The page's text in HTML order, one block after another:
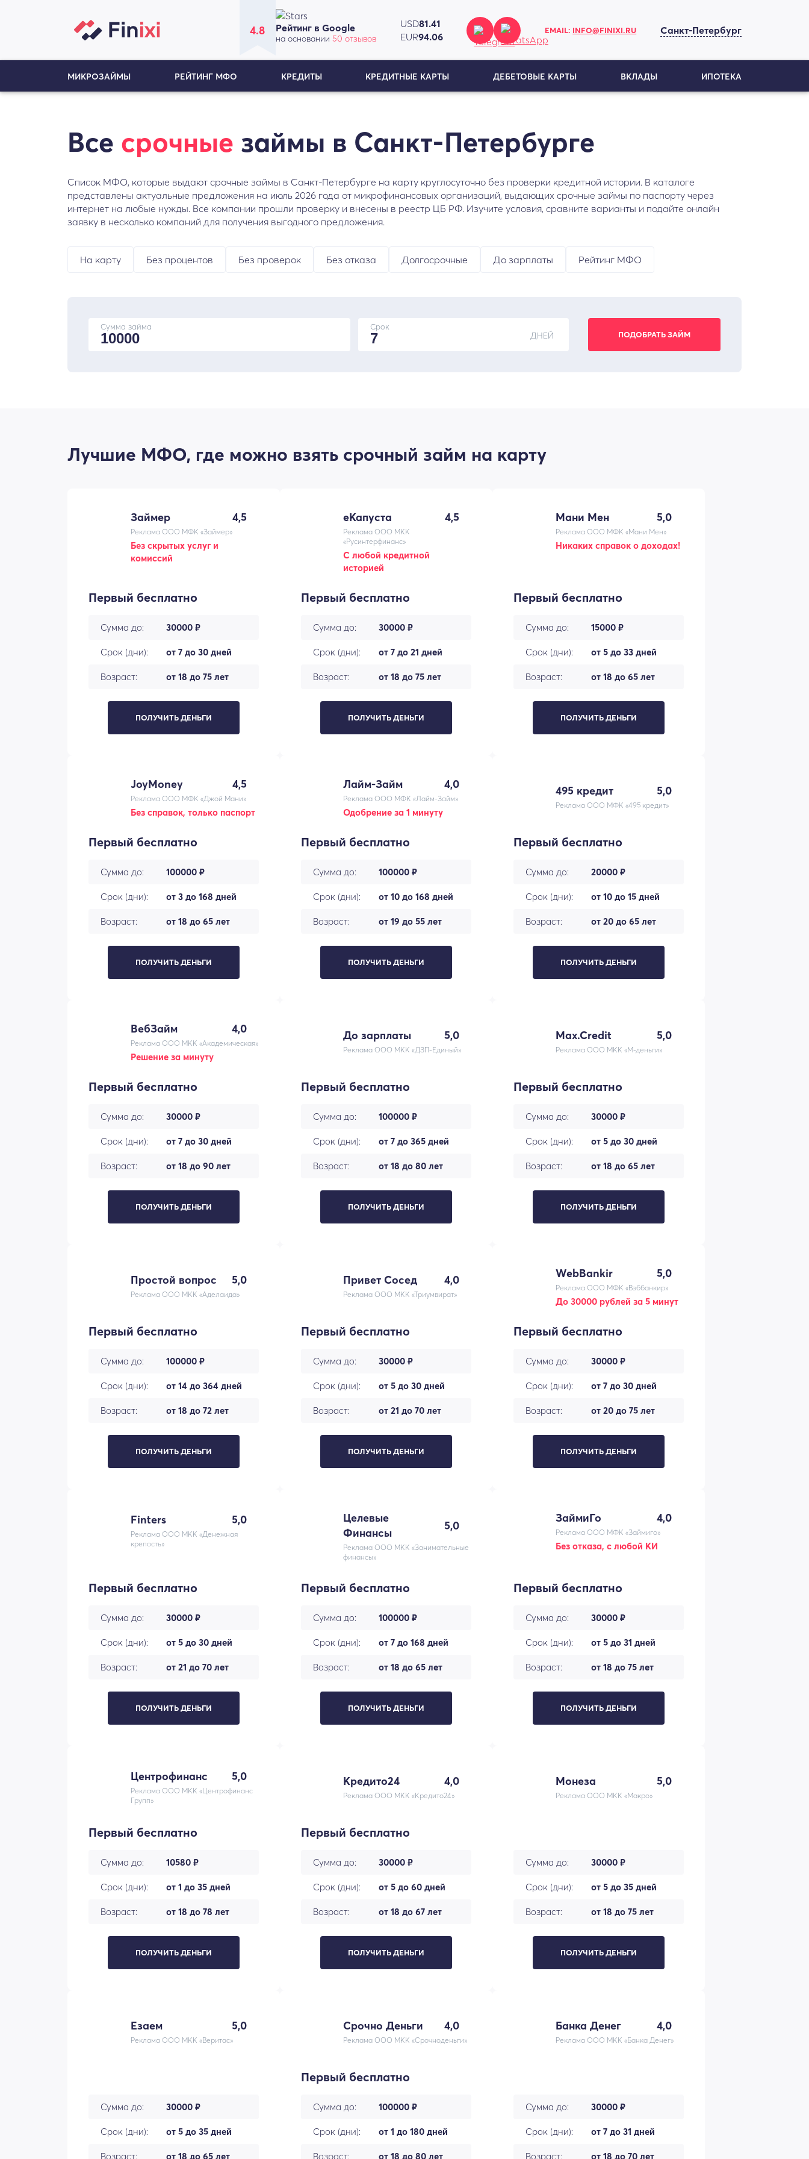
4.8 Рейтинг в Google
на основании 50 отзывов
USD81.41
EUR94.06
EMAIL: INFO@FINIXI.RU Санкт-Петербург
МИКРОЗАЙМЫ РЕЙТИНГ МФО КРЕДИТЫ КРЕДИТНЫЕ КАРТЫ ДЕБЕТОВЫЕ КАРТЫ ВКЛАДЫ ИПОТЕКА
Все срочные займы в Санкт-Петербурге
Список МФО, которые выдают срочные займы в Санкт-Петербурге на карту круглосуточно без проверки кредитной истории. В каталоге
представлены актуальные предложения на июль 2026 года от микрофинансовых организаций, выдающих срочные займы по паспорту через
интернет на любые нужды. Все компании прошли проверку и внесены в реестр ЦБ РФ. Изучите условия, сравните варианты и подайте онлайн
заявку в несколько компаний для получения выгодного предложения.
На карту Без процентов Без проверок Без отказа Долгосрочные До зарплаты Рейтинг МФО
Сумма займа
Срок
ДНЕЙ
Лучшие МФО, где можно взять срочный займ на карту
Займер 4,5
Реклама ООО МФК «Займер»
Без скрытых услуг и
комиссий
Первый бесплатно
Сумма до: 30000 ₽
Срок (дни): от 7 до 30 дней
Возраст: от 18 до 75 лет
ПОЛУЧИТЬ ДЕНЬГИ
еКапуста 4,5
Реклама ООО МКК
«Русинтерфинанс»
С любой кредитной
историей
Первый бесплатно
Сумма до: 30000 ₽
Срок (дни): от 7 до 21 дней
Возраст: от 18 до 75 лет
ПОЛУЧИТЬ ДЕНЬГИ
Мани Мен 5,0
Реклама ООО МФК «Мани Мен»
Никаких справок о доходах!
Первый бесплатно
Сумма до: 15000 ₽
Срок (дни): от 5 до 33 дней
Возраст: от 18 до 65 лет
ПОЛУЧИТЬ ДЕНЬГИ
JoyMoney 4,5
Реклама ООО МФК «Джой Мани»
Без справок, только паспорт
Первый бесплатно
Сумма до: 100000 ₽
Срок (дни): от 3 до 168 дней
Возраст: от 18 до 65 лет
ПОЛУЧИТЬ ДЕНЬГИ
Лайм-Займ 4,0
Реклама ООО МФК «Лайм-Займ»
Одобрение за 1 минуту
Первый бесплатно
Сумма до: 100000 ₽
Срок (дни): от 10 до 168 дней
Возраст: от 19 до 55 лет
ПОЛУЧИТЬ ДЕНЬГИ
495 кредит 5,0
Реклама ООО МФК «495 кредит»
Первый бесплатно
Сумма до: 20000 ₽
Срок (дни): от 10 до 15 дней
Возраст: от 20 до 65 лет
ПОЛУЧИТЬ ДЕНЬГИ
ВебЗайм 4,0
Реклама ООО МКК «Академическая»
Решение за минуту
Первый бесплатно
Сумма до: 30000 ₽
Срок (дни): от 7 до 30 дней
Возраст: от 18 до 90 лет
ПОЛУЧИТЬ ДЕНЬГИ
До зарплаты 5,0
Реклама ООО МКК «ДЗП-Единый»
Первый бесплатно
Сумма до: 100000 ₽
Срок (дни): от 7 до 365 дней
Возраст: от 18 до 80 лет
ПОЛУЧИТЬ ДЕНЬГИ
Max.Credit 5,0
Реклама ООО МКК «М-деньги»
Первый бесплатно
Сумма до: 30000 ₽
Срок (дни): от 5 до 30 дней
Возраст: от 18 до 65 лет
ПОЛУЧИТЬ ДЕНЬГИ
Простой вопрос 5,0
Реклама ООО МКК «Аделаида»
Первый бесплатно
Сумма до: 100000 ₽
Срок (дни): от 14 до 364 дней
Возраст: от 18 до 72 лет
ПОЛУЧИТЬ ДЕНЬГИ
Привет Сосед 4,0
Реклама ООО МКК «Триумвират»
Первый бесплатно
Сумма до: 30000 ₽
Срок (дни): от 5 до 30 дней
Возраст: от 21 до 70 лет
ПОЛУЧИТЬ ДЕНЬГИ
WebBankir 5,0
Реклама ООО МФК «Вэббанкир»
До 30000 рублей за 5 минут
Первый бесплатно
Сумма до: 30000 ₽
Срок (дни): от 7 до 30 дней
Возраст: от 20 до 75 лет
ПОЛУЧИТЬ ДЕНЬГИ
Finters 5,0
Реклама ООО МКК «Денежная
крепость»
Первый бесплатно
Сумма до: 30000 ₽
Срок (дни): от 5 до 30 дней
Возраст: от 21 до 70 лет
ПОЛУЧИТЬ ДЕНЬГИ
Целевые
Финансы
5,0
Реклама ООО МКК «Занимательные
финансы»
Первый бесплатно
Сумма до: 100000 ₽
Срок (дни): от 7 до 168 дней
Возраст: от 18 до 65 лет
ПОЛУЧИТЬ ДЕНЬГИ
ЗаймиГо 4,0
Реклама ООО МФК «Займиго»
Без отказа, с любой КИ
Первый бесплатно
Сумма до: 30000 ₽
Срок (дни): от 5 до 31 дней
Возраст: от 18 до 75 лет
ПОЛУЧИТЬ ДЕНЬГИ
Центрофинанс 5,0
Реклама ООО МКК «Центрофинанс
Групп»
Первый бесплатно
Сумма до: 10580 ₽
Срок (дни): от 1 до 35 дней
Возраст: от 18 до 78 лет
ПОЛУЧИТЬ ДЕНЬГИ
Кредито24 4,0
Реклама ООО МКК «Кредито24»
Первый бесплатно
Сумма до: 30000 ₽
Срок (дни): от 5 до 60 дней
Возраст: от 18 до 67 лет
ПОЛУЧИТЬ ДЕНЬГИ
Монеза 5,0
Реклама ООО МКК «Макро»
Сумма до: 30000 ₽
Срок (дни): от 5 до 35 дней
Возраст: от 18 до 75 лет
ПОЛУЧИТЬ ДЕНЬГИ
Езаем 5,0
Реклама ООО МКК «Веритас»
Сумма до: 30000 ₽
Срок (дни): от 5 до 35 дней
Возраст: от 18 до 65 лет
Срочно Деньги 4,0
Реклама ООО МКК «Срочноденьги»
Первый бесплатно
Сумма до: 100000 ₽
Срок (дни): от 1 до 180 дней
Возраст: от 18 до 80 лет
Банка Денег 4,0
Реклама ООО МКК «Банка Денег»
Сумма до: 30000 ₽
Срок (дни): от 7 до 31 дней
Возраст: от 18 до 70 лет